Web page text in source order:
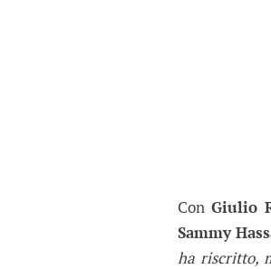
Con Giulio
Sammy
ha riscritto,